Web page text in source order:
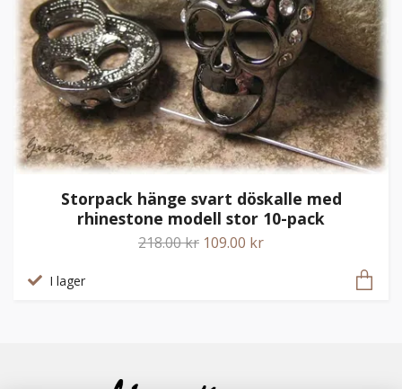
Storpack hänge svart döskalle med
rhinestone modell stor 10-pack
218.00 kr 109.00 kr
I lager